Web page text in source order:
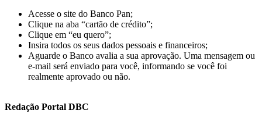
Acesse o site do Banco Pan;
Clique na aba “cartão de crédito”;
Clique em “eu quero”;
Insira todos os seus dados pessoais e financeiros;
Aguarde o Banco avalia a sua aprovação. Uma mensagem ou
e-mail será enviado para você, informando se você foi
realmente aprovado ou não.
Redação Portal DBC